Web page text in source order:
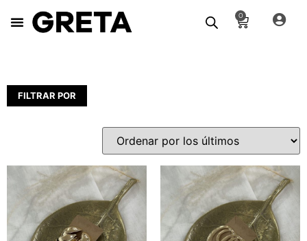
0
FILTRAR POR